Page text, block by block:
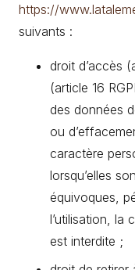
https://
suivants :
droit d’accès
(article 16
des données
ou
caractère
lorsqu’elles
équivoques,
l’utilisation, la
est interdite ;